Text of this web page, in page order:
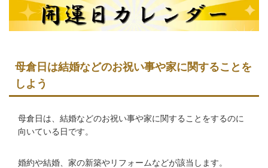
母倉日は結婚などのお祝い事や家に関することを
しよう
母倉日は、結婚などのお祝い事や家に関することをするのに
向いている日です。
婚約や結婚、家の新築やリフォームなどが該当します。